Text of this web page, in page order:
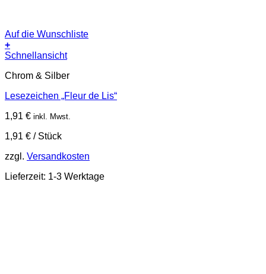
Auf die Wunschliste
+
Schnellansicht
Chrom & Silber
Lesezeichen „Fleur de Lis“
1,91 € inkl. Mwst.
1,91 € / Stück
zzgl. Versandkosten
Lieferzeit: 1-3 Werktage